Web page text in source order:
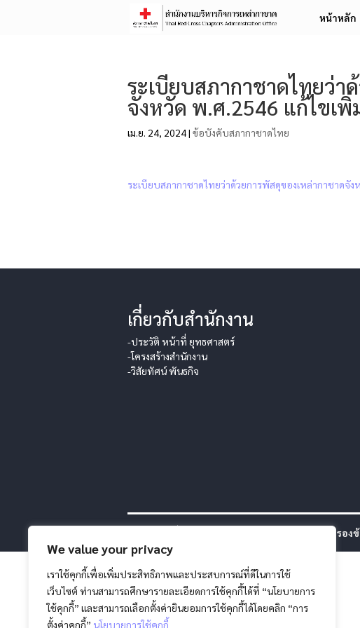
We value your privacy
เราใช้คุกกี้เพื่อเพิ่มประสิทธิภาพและประสบการณ์ที่ดีในการใช้
เว็บไซต์ ท่านสามารถศึกษารายละเอียดการใช้คุกกี้ได้ที่ “นโยบายการ
ใช้คุกกี้” และสามารถเลือกตั้งค่ายินยอมการใช้คุกกี้ได้โดยคลิก “การ
ตั้งค่าคุกกี้” นโยบายการใช้คุกกี้
หน้าหลัก
ระเบียบสภากาชาดไทยว่า
จังหวัด พ.ศ.2546 แก้ไขเ
เม.ย. 24, 2024| ข้อบังคับสภากาชาดไทย
ระเบียบสภากาชาดไทยว่าด้วยการพัสดุของเหล่ากาชาด
เกี่ยวกับสำนักงาน
-ประวัติ หน้าที่ ยุทธศาสตร์
-โครงสร้างสำนักงาน
-วิสัยทัศน์ พันธกิจ
นโยบายการคุ้มครอ